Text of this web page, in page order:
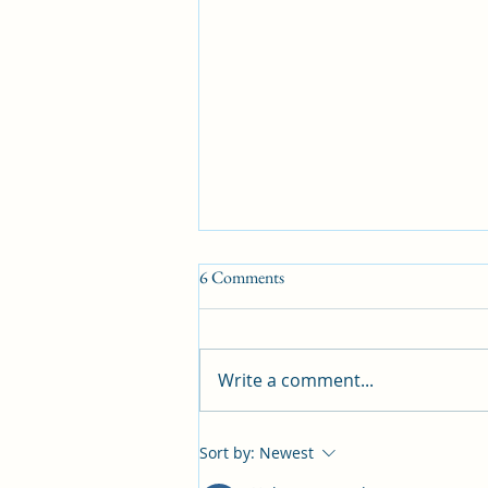
6 Comments
Write a comment...
Sort by: Newest